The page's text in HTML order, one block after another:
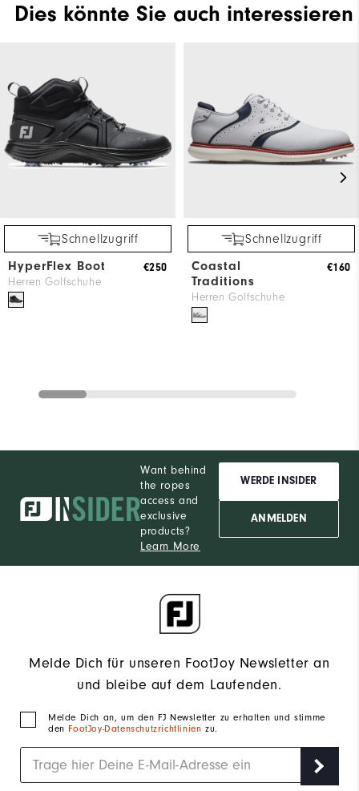
Dies könnte Sie auch interessieren
Schnellzugriff
HyperFlex Boot
Herren Golfschuhe
€250
Schnellzugriff
Coastal
Traditions
Herren Golfschuhe
€160
Want behind
the ropes
access and
exclusive
products?
Learn More
WERDE INSIDER
ANMELDEN
Melde Dich für unseren FootJoy Newsletter an
und bleibe auf dem Laufenden.
Melde Dich an, um den FJ Newsletter zu erhalten und stimme
den FootJoy-Datenschutzrichtlinienzu.